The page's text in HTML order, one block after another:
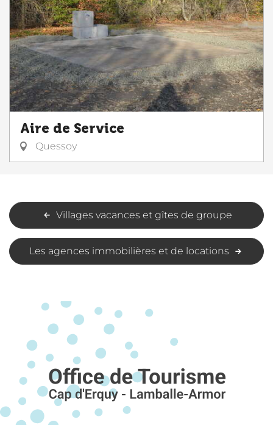
Aire de Service
Quessoy
Villages vacances et gîtes de groupe
Les agences immobilières et de locations